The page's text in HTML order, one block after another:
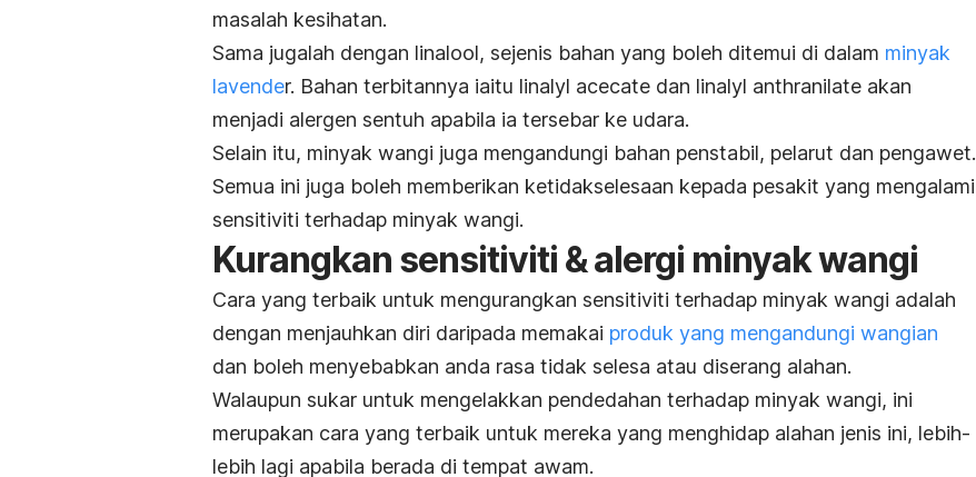
masalah kesihatan.
Sama jugalah dengan linalool, sejenis bahan yang boleh ditemui di dalam minyak
lavender. Bahan terbitannya iaitu linalyl acecate dan linalyl anthranilate akan
menjadi alergen sentuh apabila ia tersebar ke udara.
Selain itu, minyak wangi juga mengandungi bahan penstabil, pelarut dan pengawet.
Semua ini juga boleh memberikan ketidakselesaan kepada pesakit yang mengalami
sensitiviti terhadap minyak wangi.
Kurangkan sensitiviti & alergi minyak wangi
Cara yang terbaik untuk mengurangkan sensitiviti terhadap minyak wangi adalah
dengan menjauhkan diri daripada memakai produk yang mengandungi wangian
dan boleh menyebabkan anda rasa tidak selesa atau diserang alahan.
Walaupun sukar untuk mengelakkan pendedahan terhadap minyak wangi, ini
merupakan cara yang terbaik untuk mereka yang menghidap alahan jenis ini, lebih-
lebih lagi apabila berada di tempat awam.